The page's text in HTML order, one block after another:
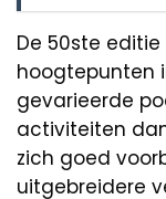
De 50ste
hoogtepunten
gevarieerde
activiteiten
zich goed
uitgebreidere